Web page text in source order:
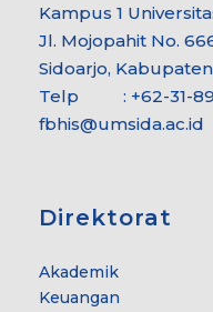
Kampus 1
Jl. Mojopahit No.
Sidoarjo,
Telp : +62-31-
fbhis@umsida.ac.id
Direktorat
Akademik
Keuangan